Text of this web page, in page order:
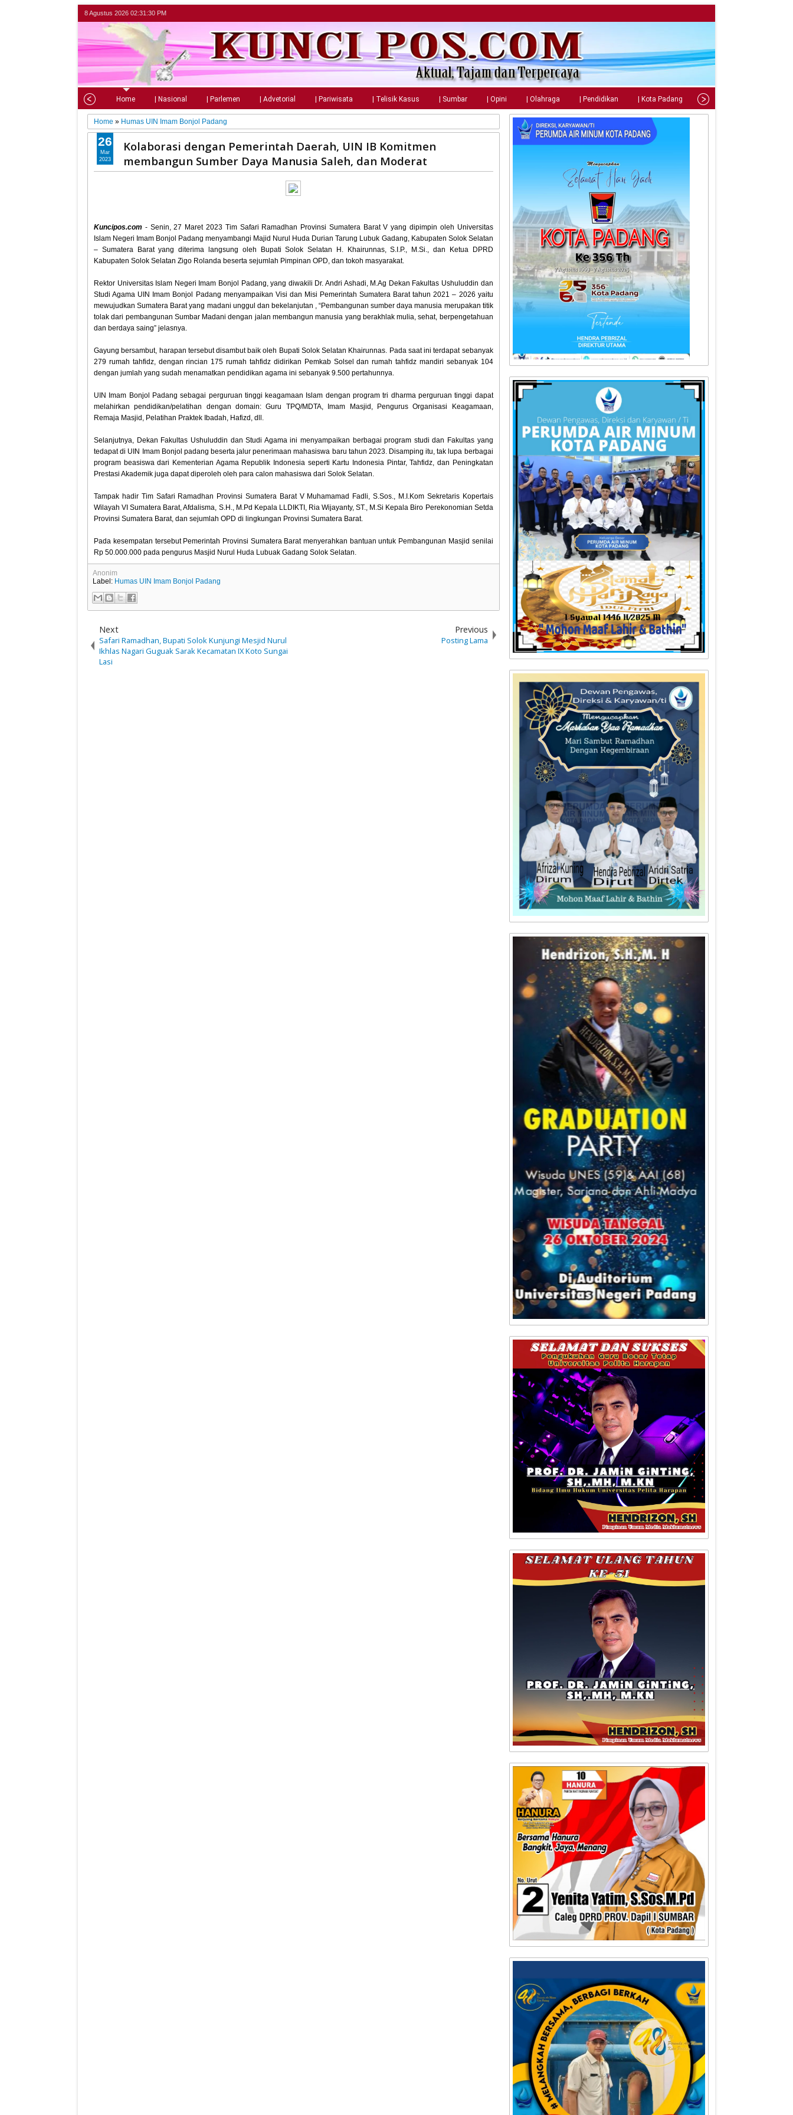
8 Agustus 2026 02:31:31 PM
Home | Nasional | Parlemen | Advetorial | Pariwisata | Telisik Kasus | Sumbar | Opini | Olahraga | Pendidikan | Kota Padang | Tips
Home » Humas UIN Imam Bonjol Padang
Kolaborasi dengan Pemerintah Daerah, UIN IB Komitmen
membangun Sumber Daya Manusia Saleh, dan Moderat
Kuncipos.com - Senin, 27 Maret 2023 Tim Safari Ramadhan Provinsi Sumatera Barat V yang dipimpin oleh Universitas
Islam Negeri Imam Bonjol Padang menyambangi Majid Nurul Huda Durian Tarung Lubuk Gadang, Kabupaten Solok Selatan
– Sumatera Barat yang diterima langsung oleh Bupati Solok Selatan H. Khairunnas, S.I.P., M.Si., dan Ketua DPRD
Kabupaten Solok Selatan Zigo Rolanda beserta sejumlah Pimpinan OPD, dan tokoh masyarakat.
Rektor Universitas Islam Negeri Imam Bonjol Padang, yang diwakili Dr. Andri Ashadi, M.Ag Dekan Fakultas Ushuluddin dan
Studi Agama UIN Imam Bonjol Padang menyampaikan Visi dan Misi Pemerintah Sumatera Barat tahun 2021 – 2026 yaitu
mewujudkan Sumatera Barat yang madani unggul dan bekelanjutan , “Pembangunan sumber daya manusia merupakan titik
tolak dari pembangunan Sumbar Madani dengan jalan membangun manusia yang berakhlak mulia, sehat, berpengetahuan
dan berdaya saing” jelasnya.
Gayung bersambut, harapan tersebut disambut baik oleh Bupati Solok Selatan Khairunnas. Pada saat ini terdapat sebanyak
279 rumah tahfidz, dengan rincian 175 rumah tahfidz didirikan Pemkab Solsel dan rumah tahfidz mandiri sebanyak 104
dengan jumlah yang sudah menamatkan pendidikan agama ini sebanyak 9.500 pertahunnya.
UIN Imam Bonjol Padang sebagai perguruan tinggi keagamaan Islam dengan program tri dharma perguruan tinggi dapat
melahirkan pendidikan/pelatihan dengan domain: Guru TPQ/MDTA, Imam Masjid, Pengurus Organisasi Keagamaan,
Remaja Masjid, Pelatihan Praktek Ibadah, Hafizd, dll.
Selanjutnya, Dekan Fakultas Ushuluddin dan Studi Agama ini menyampaikan berbagai program studi dan Fakultas yang
tedapat di UIN Imam Bonjol padang beserta jalur penerimaan mahasiswa baru tahun 2023. Disamping itu, tak lupa berbagai
program beasiswa dari Kementerian Agama Republik Indonesia seperti Kartu Indonesia Pintar, Tahfidz, dan Peningkatan
Prestasi Akademik juga dapat diperoleh oleh para calon mahasiswa dari Solok Selatan.
Tampak hadir Tim Safari Ramadhan Provinsi Sumatera Barat V Muhamamad Fadli, S.Sos., M.I.Kom Sekretaris Kopertais
Wilayah VI Sumatera Barat, Afdalisma, S.H., M.Pd Kepala LLDIKTI, Ria Wijayanty, ST., M.Si Kepala Biro Perekonomian Setda
Provinsi Sumatera Barat, dan sejumlah OPD di lingkungan Provinsi Sumatera Barat.
Pada kesempatan tersebut Pemerintah Provinsi Sumatera Barat menyerahkan bantuan untuk Pembangunan Masjid senilai
Rp 50.000.000 pada pengurus Masjid Nurul Huda Lubuak Gadang Solok Selatan.
26
Mar
2023
Anonim
Label: Humas UIN Imam Bonjol Padang
Next
Safari Ramadhan, Bupati Solok Kunjungi Mesjid Nurul
Ikhlas Nagari Guguak Sarak Kecamatan IX Koto Sungai
Lasi
Previous
Posting Lama